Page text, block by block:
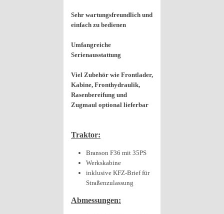
Sehr wartungsfreundlich und
einfach zu bedienen
Umfangreiche
Serienausstattung
Viel Zubehör wie Frontlader,
Kabine, Fronthydraulik,
Rasenbereifung und
Zugmaul optional lieferbar
Traktor:
Branson F36 mit 35PS
Werkskabine
inklusive KFZ-Brief für
Straßenzulassung
Abmessungen: